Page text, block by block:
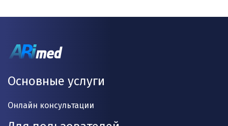
Основные услуги
Онлайн консультации